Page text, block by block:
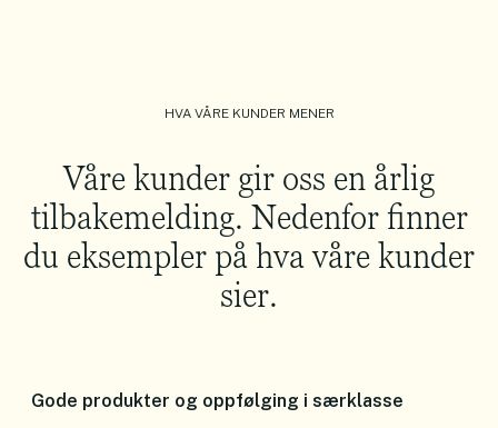
HVA VÅRE KUNDER MENER
Våre kunder gir oss en årlig
tilbakemelding. Nedenfor finner
du eksempler på hva våre kunder
sier.
Gode produkter og oppfølging i særklasse